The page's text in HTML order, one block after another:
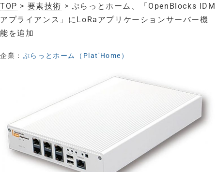
TOP > 要素技術 > ぷらっとホーム、「OpenBlocks IDM
アプライアンス」にLoRaアプリケーションサーバー機
能を追加
企業： ぷらっとホーム（Plat'Home）